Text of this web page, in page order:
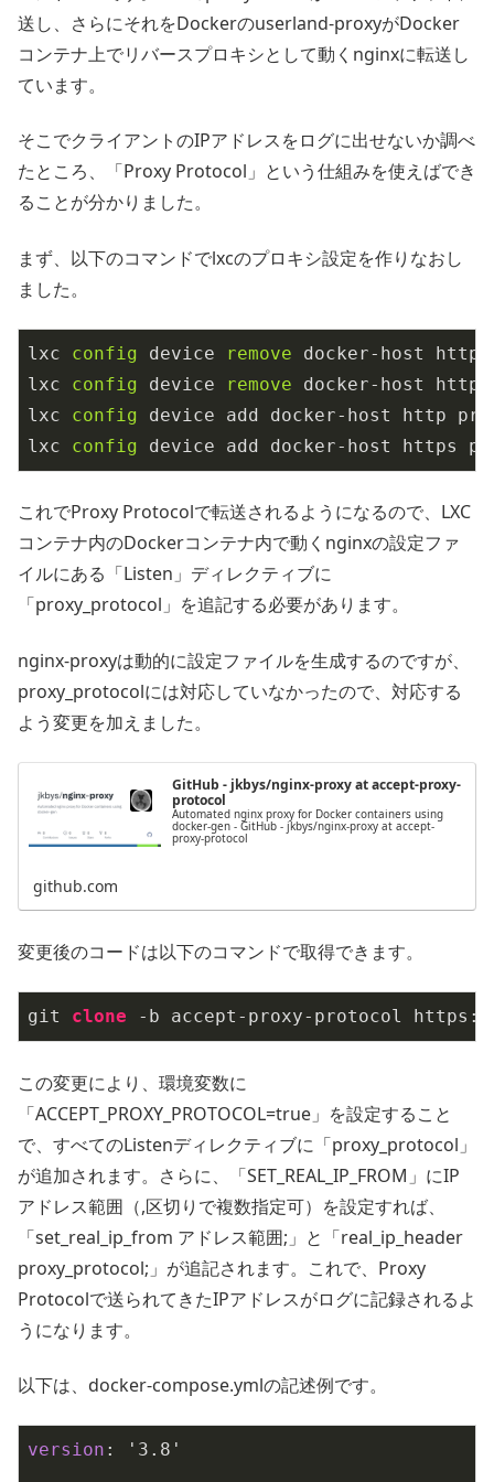
送し、さらにそれをDockerのuserland-proxyがDocker
コンテナ上でリバースプロキシとして動くnginxに転送し
ています。
そこでクライアントのIPアドレスをログに出せないか調べ
たところ、「Proxy Protocol」という仕組みを使えばでき
ることが分かりました。
まず、以下のコマンドでlxcのプロキシ設定を作りなおし
ました。
lxc config device remove docker-host http
lxc config device remove docker-host https
lxc config device add docker-host http
lxc config device add docker-host https
これでProxy Protocolで転送されるようになるので、LXC
コンテナ内のDockerコンテナ内で動くnginxの設定ファ
イルにある「Listen」ディレクティブに
「proxy_protocol」を追記する必要があります。
nginx-proxyは動的に設定ファイルを生成するのですが、
proxy_protocolには対応していなかったので、対応する
よう変更を加えました。
GitHub - jkbys/nginx-proxy at accept-proxy-
protocol
Automated nginx proxy for Docker containers using
docker-gen - GitHub - jkbys/nginx-proxy at accept-
proxy-protocol
github.com
変更後のコードは以下のコマンドで取得できます。
git clone -b accept-proxy-protocol https:
この変更により、環境変数に
「ACCEPT_PROXY_PROTOCOL=true」を設定すること
で、すべてのListenディレクティブに「proxy_protocol」
が追加されます。さらに、「SET_REAL_IP_FROM」にIP
アドレス範囲（,区切りで複数指定可）を設定すれば、
「set_real_ip_from アドレス範囲;」と「real_ip_header
proxy_protocol;」が追記されます。これで、Proxy
Protocolで送られてきたIPアドレスがログに記録されるよ
うになります。
以下は、docker-compose.ymlの記述例です。
version : '3.8'